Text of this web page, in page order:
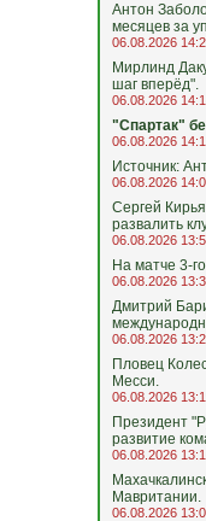
Антон
месяцев за
06.08.2026
Мирлинд
шаг вперёд".
06.08.2026
"Спартак"
06.08.2026
Источник:
06.08.2026
Сергей
развалить
06.08.2026
На матче 3-
06.08.2026
Дмитрий
06.08.2026
Пловец
Месси.
06.08.2026
Президент
развитие
06.08.2026
Мавритании.
06.08.2026